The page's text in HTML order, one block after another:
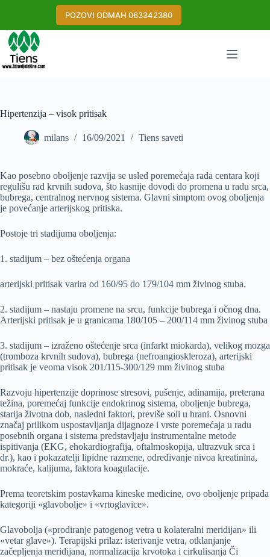
POZOVI ODMAH 063342380
Hipertenzija – visok pritisak
milans 16/09/2021 Tiens saveti
Kao posebno oboljenje razvija se usled poremećaja rada centara koji
regulišu rad krvnih sudova, što kasnije dovodi do promena u radu srca,
bubrega, centralnog nervnog sistema. Glavni simptom ovog oboljenja
je povećanje arterijskog pritiska.
Postoje tri stadijuma oboljenja:
1. stadijum – bez oštećenja organa
arterijski pritisak varira od 160/95 do 179/104 mm živinog stuba.
2. stadijum – nastaju promene na srcu, funkcije bubrega i očnog dna.
Arterijski pritisak je u granicama 180/105 – 200/114 mm živinog stuba
3. stadijum – izraženo oštećenje srca (infarkt miokarda), velikog mozga
(tromboza krvnih sudova), bubrega (nefroangioskleroza), arterijski
pritisak je veoma visok 201/115-300/129 mm živinog stuba
Razvoju hipertenzije doprinose stresovi, pušenje, adinamija, preterana
težina, poremećaj funkcije endokrinog sistema, oboljenje bubrega,
starija životna dob, nasledni faktori, previše soli u hrani. Osnovni
značaj prilikom uspostavljanja dijagnoze i vrste poremećaja u radu
posebnih organa i sistema predstavljaju instrumentalne metode
ispitivanja (EKG, ehokardiografija, oftalmoskopija, ultrazvuk srca i
dr.), kao i pokazatelji lipidne razmene, određivanje nivoa kreatinina,
mokraće, kalijuma, faktora koagulacije.
Prema teoretskim postavkama kineske medicine, ovo oboljenje pripada
kategoriji «glavobolje» i «vrtoglavice».
Glavobolja («prodiranje patogenog vetra u kolateralni meridijan» ili
«vetar glave»). Terapijski prilaz: isterivanje vetra, otklanjanje
začepljenja meridijana, normalizacija krvotoka i cirkulisanja Či